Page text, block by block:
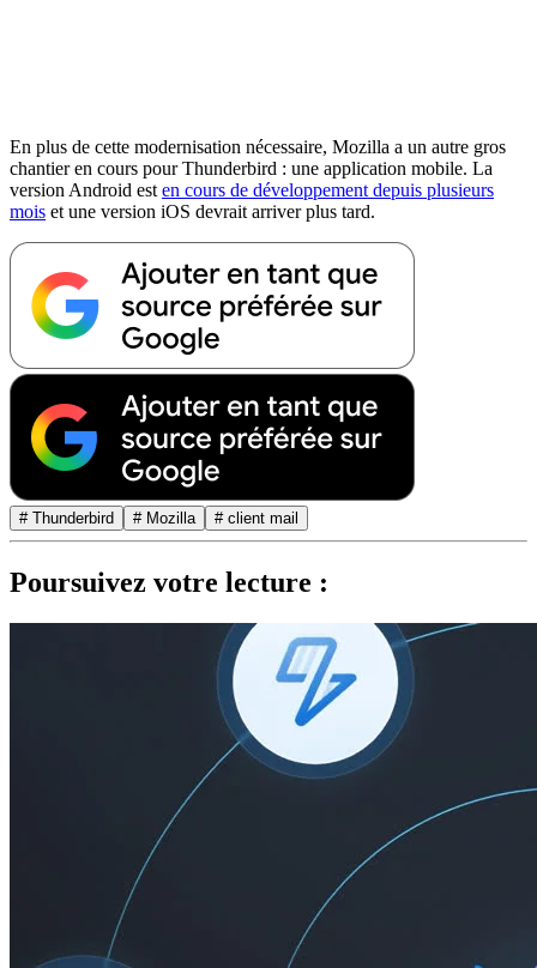
En plus de cette modernisation nécessaire, Mozilla a un autre gros
chantier en cours pour Thunderbird : une application mobile. La
version Android est en cours de développement depuis plusieurs
mois et une version iOS devrait arriver plus tard.
# Thunderbird # Mozilla # client mail
Poursuivez votre lecture :